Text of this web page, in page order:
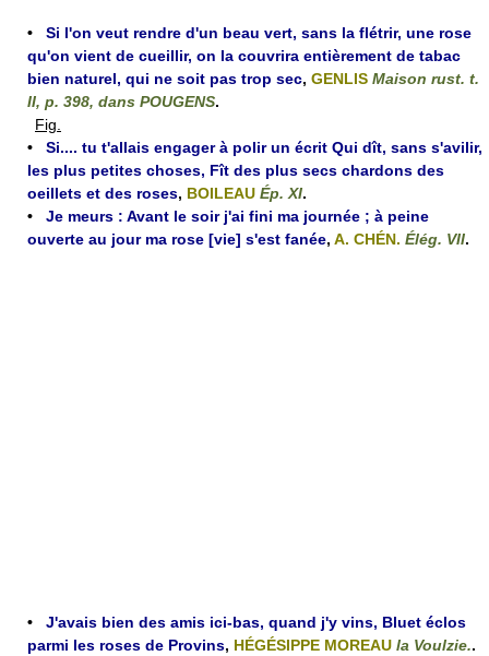
• Si l'on veut rendre d'un beau vert, sans la flétrir, une rose
qu'on vient de cueillir, on la couvrira entièrement de tabac
bien naturel, qui ne soit pas trop sec, GENLIS Maison rust. t.
II, p. 398, dans POUGENS.
Fig.
• Si.... tu t'allais engager à polir un écrit Qui dît, sans s'avilir,
les plus petites choses, Fît des plus secs chardons des
oeillets et des roses, BOILEAU Ép. XI.
• Je meurs : Avant le soir j'ai fini ma journée ; à peine
ouverte au jour ma rose [vie] s'est fanée, A. CHÉN. Élég. VII.
• J'avais bien des amis ici-bas, quand j'y vins, Bluet éclos
parmi les roses de Provins, HÉGÉSIPPE MOREAU la Voulzie..